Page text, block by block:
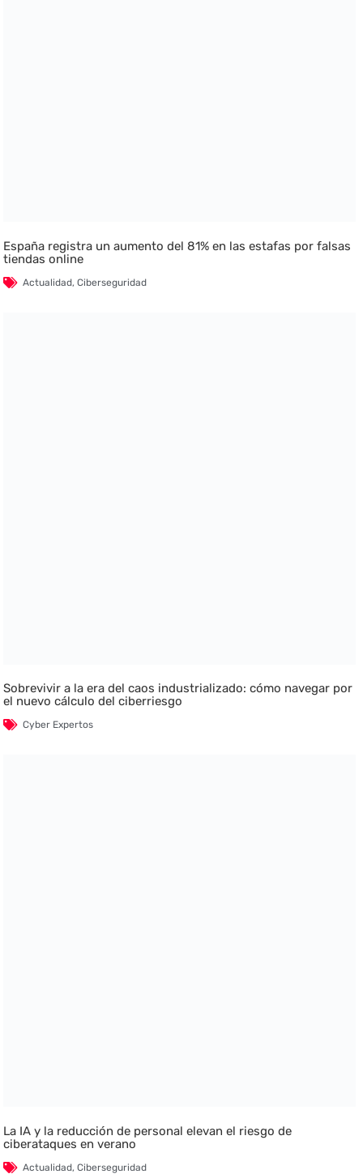
España registra un aumento del 81% en las estafas por falsas
tiendas online
Actualidad,Ciberseguridad
Sobrevivir a la era del caos industrializado: cómo navegar por
el nuevo cálculo del ciberriesgo
Cyber Expertos
La IA y la reducción de personal elevan el riesgo de
ciberataques en verano
Actualidad,Ciberseguridad